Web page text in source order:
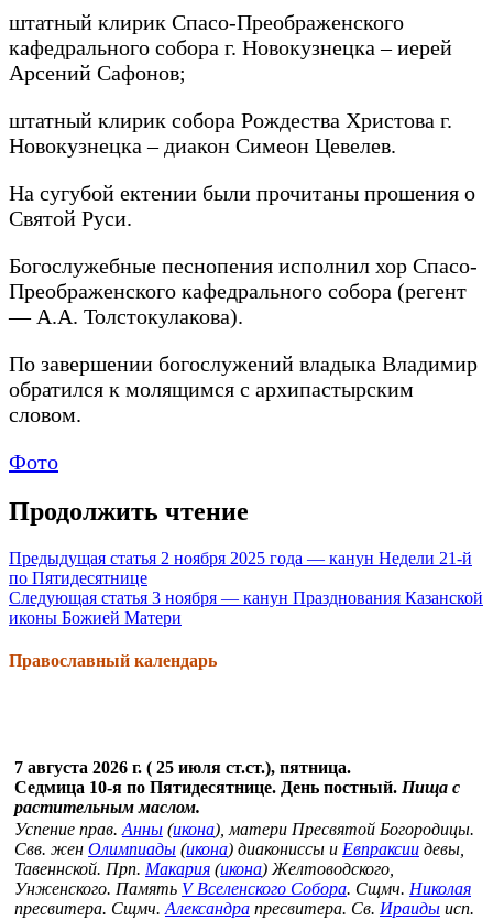
штатный клирик Спасо-Преображенского
кафедрального собора г. Новокузнецка – иерей
Арсений Сафонов;
штатный клирик собора Рождества Христова г.
Новокузнецка – диакон Симеон Цевелев.
На сугубой ектении были прочитаны прошения о
Святой Руси.
Богослужебные песнопения исполнил хор Спасо-
Преображенского кафедрального собора (регент
— А.А. Толстокулакова).
По завершении богослужений владыка Владимир
обратился к молящимся с архипастырским
словом.
Фото
Продолжить чтение
Предыдущая статья 2 ноября 2025 года — канун Недели 21-й
по Пятидесятнице
Следующая статья 3 ноября — канун Празднования Казанской
иконы Божией Матери
Православный календарь
7 августа 2026 г. ( 25 июля ст.ст.), пятница.
Седмица 10-я по Пятидесятнице. День постный. Пища с
растительным маслом.
Успение прав. Анны (икона), матери Пресвятой Богородицы.
Свв. жен Олимпиады (икона) диакониссы и Евпраксии девы,
Тавеннской. Прп. Макария (икона) Желтоводского,
Унженского. Память V Вселенского Собора. Сщмч. Николая
пресвитера. Сщмч. Александра пресвитера. Св. Ираиды исп.